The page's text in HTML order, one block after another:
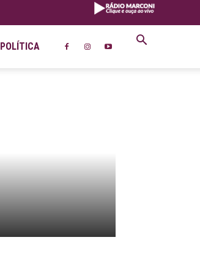
POLÍTICA